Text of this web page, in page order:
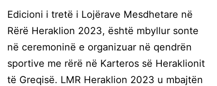
Edicioni i tretë i Lojërave Mesdhetare në
Rërë Heraklion 2023, është mbyllur sonte
në ceremoninë e organizuar në qendrën
sportive me rërë në Karteros së Heraklionit
të Greqisë. LMR Heraklion 2023 u mbajtën